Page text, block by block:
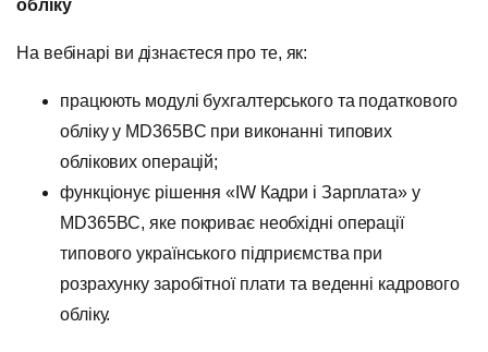
обліку
На вебінарі ви дізнаєтеся про те, як:
працюють модулі бухгалтерського та податкового
обліку у МD365BC при виконанні типових
облікових операцій;
функціонує рішення «IW Кадри і Зарплата» у
МD365BC, яке покриває необхідні операції
типового українського підприємства при
розрахунку заробітної плати та веденні кадрового
обліку.